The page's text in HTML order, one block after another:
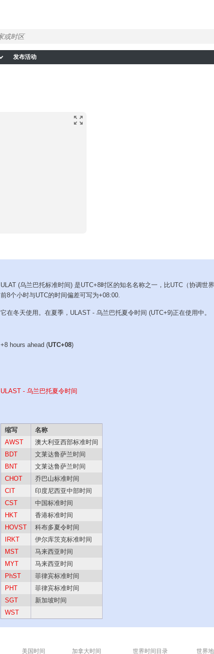
发布活动
ULAT (乌兰巴托标准时间) 是UTC+8时区的知名名称之一，比UTC（协调世
前8个小时与UTC的时间偏差可写为+08:00.
它在冬天使用。在夏季，ULAST - 乌兰巴托夏令时间 (UTC+9)正在使用中。
+8 hours ahead (UTC+08)
ULAST - 乌兰巴托夏令时间
缩写
名称
AWST
澳大利亚西部标准时间
BDT
文莱达鲁萨兰时间
BNT
文莱达鲁萨兰时间
CHOT
乔巴山标准时间
CIT
印度尼西亚中部时间
CST
中国标准时间
HKT
香港标准时间
HOVST
科布多夏令时间
IRKT
伊尔库茨克标准时间
MST
马来西亚时间
MYT
马来西亚时间
PhST
菲律宾标准时间
PHT
菲律宾标准时间
SGT
新加坡时间
WST
美国时间 加拿大时间 世界时间目录 世界